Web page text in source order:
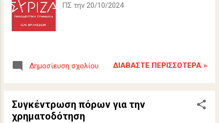
ΠΣ την 20/10/2024
Δημοσίευση σχολίου ΔΙΑΒΆΣΤΕ ΠΕΡΙΣΣΌΤΕΡΑ »
Συγκέντρωση πόρων για την
χρηματοδότηση